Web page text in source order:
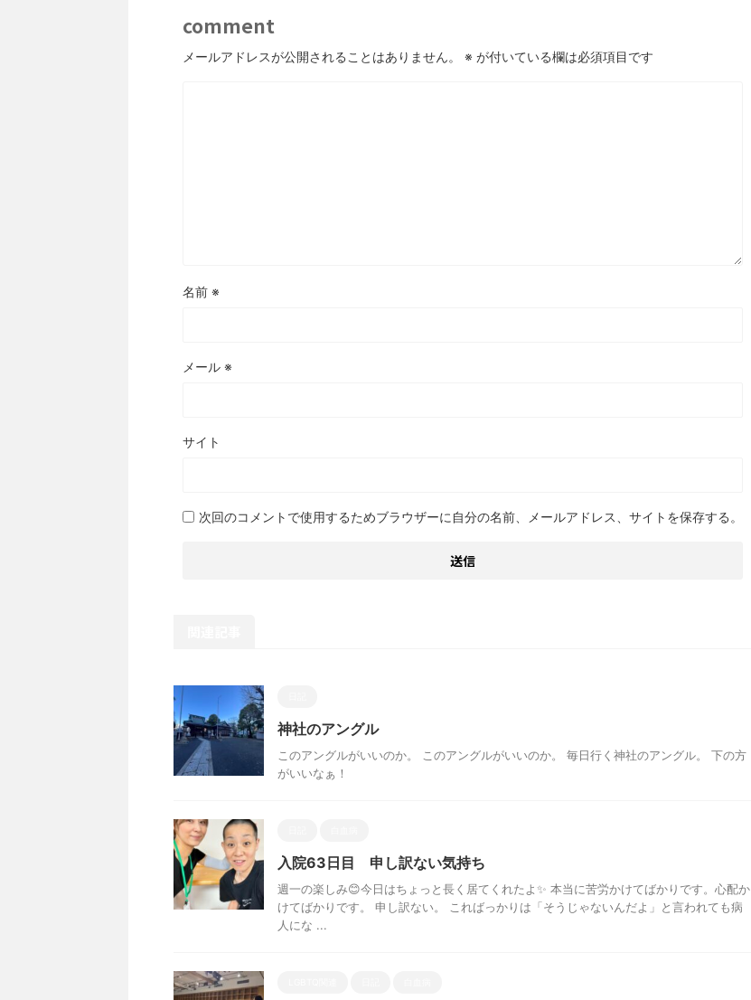
comment
メールアドレスが公開されることはありません。 ※ が付いている欄は必須項目です
名前 ※
メール ※
サイト
次回のコメントで使用するためブラウザーに自分の名前、メールアドレス、サイトを保存する。
神社のアングル
このアングルがいいのか。 このアングルがいいのか。 毎日行く神社のアングル。 下の方
がいいなぁ！
入院63日目 申し訳ない気持ち
週一の楽しみ😊今日はちょっと長く居てくれたよ✨ 本当に苦労かけてばかりです。心配か
けてばかりです。 申し訳ない。 こればっかりは「そうじゃないんだよ」と言われても病
人にな ...